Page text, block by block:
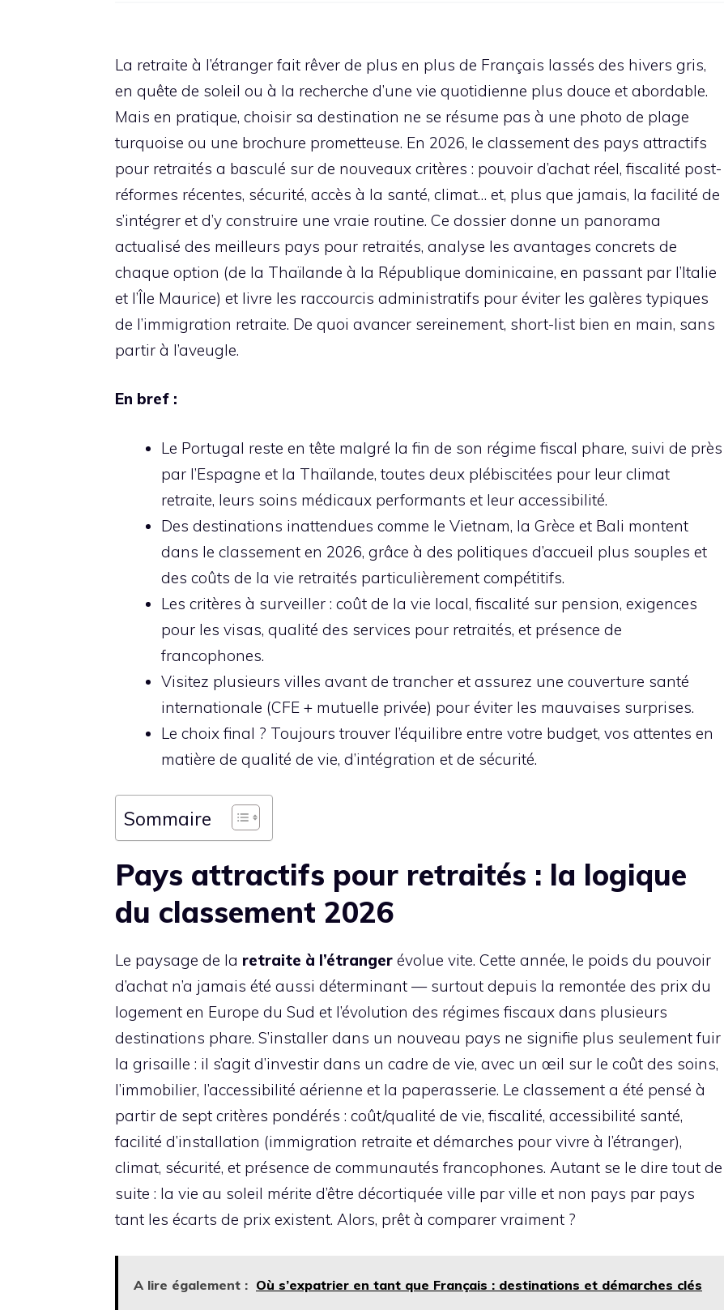
La retraite à l’étranger fait rêver de plus en plus de Français lassés des hivers gris,
en quête de soleil ou à la recherche d’une vie quotidienne plus douce et abordable.
Mais en pratique, choisir sa destination ne se résume pas à une photo de plage
turquoise ou une brochure prometteuse. En 2026, le classement des pays attractifs
pour retraités a basculé sur de nouveaux critères : pouvoir d’achat réel, fiscalité post-
réformes récentes, sécurité, accès à la santé, climat… et, plus que jamais, la facilité de
s’intégrer et d’y construire une vraie routine. Ce dossier donne un panorama
actualisé des meilleurs pays pour retraités, analyse les avantages concrets de
chaque option (de la Thaïlande à la République dominicaine, en passant par l’Italie
et l’Île Maurice) et livre les raccourcis administratifs pour éviter les galères typiques
de l’immigration retraite. De quoi avancer sereinement, short-list bien en main, sans
partir à l’aveugle.
En bref :
Le Portugal reste en tête malgré la fin de son régime fiscal phare, suivi de près
par l’Espagne et la Thaïlande, toutes deux plébiscitées pour leur climat
retraite, leurs soins médicaux performants et leur accessibilité.
Des destinations inattendues comme le Vietnam, la Grèce et Bali montent
dans le classement en 2026, grâce à des politiques d’accueil plus souples et
des coûts de la vie retraités particulièrement compétitifs.
Les critères à surveiller : coût de la vie local, fiscalité sur pension, exigences
pour les visas, qualité des services pour retraités, et présence de
francophones.
Visitez plusieurs villes avant de trancher et assurez une couverture santé
internationale (CFE + mutuelle privée) pour éviter les mauvaises surprises.
Le choix final ? Toujours trouver l’équilibre entre votre budget, vos attentes en
matière de qualité de vie, d’intégration et de sécurité.
Sommaire
Pays attractifs pour retraités : la logique
du classement 2026
Le paysage de la retraite à l’étranger évolue vite. Cette année, le poids du pouvoir
d’achat n’a jamais été aussi déterminant — surtout depuis la remontée des prix du
logement en Europe du Sud et l’évolution des régimes fiscaux dans plusieurs
destinations phare. S’installer dans un nouveau pays ne signifie plus seulement fuir
la grisaille : il s’agit d’investir dans un cadre de vie, avec un œil sur le coût des soins,
l’immobilier, l’accessibilité aérienne et la paperasserie. Le classement a été pensé à
partir de sept critères pondérés : coût/qualité de vie, fiscalité, accessibilité santé,
facilité d’installation (immigration retraite et démarches pour vivre à l’étranger),
climat, sécurité, et présence de communautés francophones. Autant se le dire tout de
suite : la vie au soleil mérite d’être décortiquée ville par ville et non pays par pays
tant les écarts de prix existent. Alors, prêt à comparer vraiment ?
A lire également : Où s’expatrier en tant que Français : destinations et démarches clés